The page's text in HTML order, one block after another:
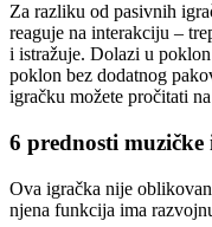
Za razliku od pasivnih
reaguje na interakciju –
i istražuje. Dolazi u
poklon bez dodatnog
igračku možete pročitati na
6 prednosti muzičke
Ova igračka nije
njena funkcija ima